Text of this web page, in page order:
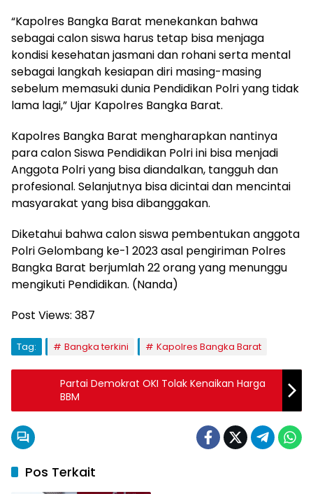
“Kapolres Bangka Barat menekankan bahwa
sebagai calon siswa harus tetap bisa menjaga
kondisi kesehatan jasmani dan rohani serta mental
sebagai langkah kesiapan diri masing-masing
sebelum memasuki dunia Pendidikan Polri yang tidak
lama lagi,” Ujar Kapolres Bangka Barat.
Kapolres Bangka Barat mengharapkan nantinya
para calon Siswa Pendidikan Polri ini bisa menjadi
Anggota Polri yang bisa diandalkan, tangguh dan
profesional. Selanjutnya bisa dicintai dan mencintai
masyarakat yang bisa dibanggakan.
Diketahui bahwa calon siswa pembentukan anggota
Polri Gelombang ke-1 2023 asal pengiriman Polres
Bangka Barat berjumlah 22 orang yang menunggu
mengikuti Pendidikan. (Nanda)
Post Views: 387
Tag: Bangka terkini Kapolres Bangka Barat
Partai Demokrat OKI Tolak Kenaikan Harga
BBM
Pos Terkait